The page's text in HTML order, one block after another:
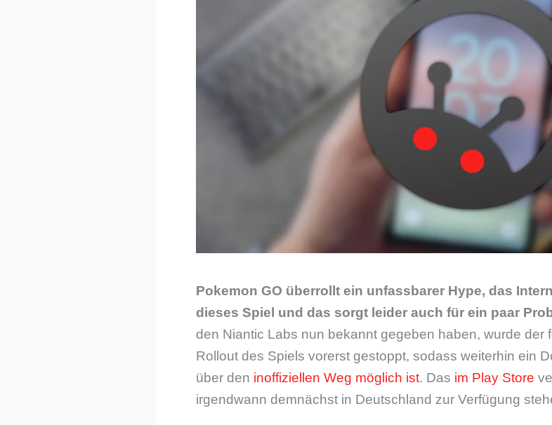
Pokemon GO überrollt ein unfassbarer Hype, das
dieses Spiel und das sorgt leider auch für ein paar
den Niantic Labs nun bekannt gegeben haben, wurde der
Rollout des Spiels vorerst gestoppt, sodass weiterhin ein
über den inoffiziellen Weg möglich ist. Das im Play Store
irgendwann demnächst in Deutschland zur Verfügung